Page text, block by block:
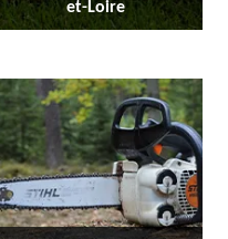
et-Loire